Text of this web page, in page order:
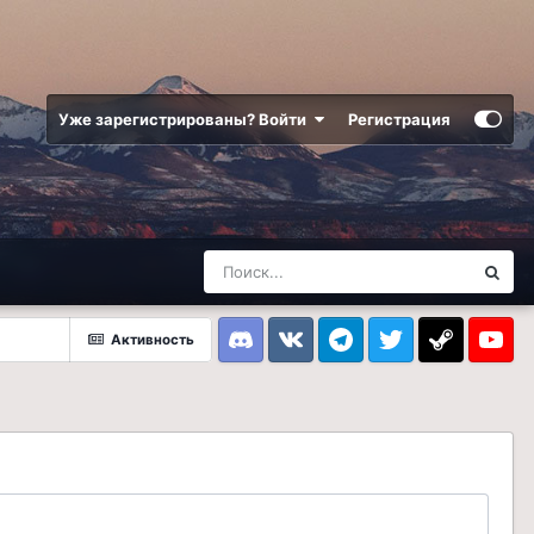
Уже зарегистрированы? Войти Регистрация
Активность
DiscordVK TelegramTwitter Steam